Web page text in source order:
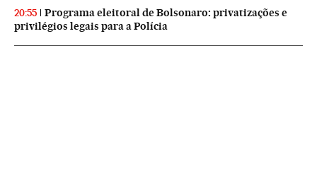
20:55
Programa eleitoral de Bolsonaro: privatizações e
privilégios legais para a Polícia